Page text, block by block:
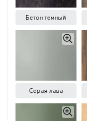
Бетон темный
Серая лава